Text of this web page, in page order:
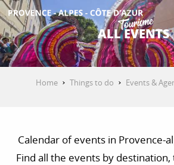
Aller
au
contenu
principal
GET INSPIRED
PLAN YOUR STAY
ALL EVENTS
Home Things to do Events &
Calendar of events in Provence-
Find all the events by